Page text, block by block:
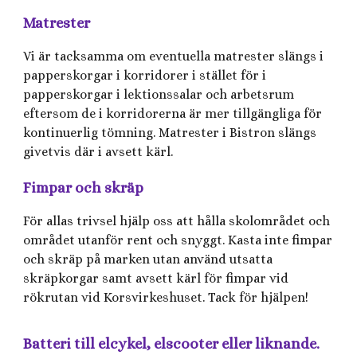
Matrester
Vi är tacksamma om eventuella matrester slängs i
papperskorgar i korridorer i stället för i
papperskorgar i lektionssalar och arbetsrum
eftersom de i korridorerna är mer tillgängliga för
kontinuerlig tömning. Matrester i Bistron slängs
givetvis där i avsett kärl.
Fimpar och skräp
För allas trivsel hjälp oss att hålla skolområdet och
området utanför rent och snyggt. Kasta inte fimpar
och skräp på marken utan använd utsatta
skräpkorgar samt avsett kärl för fimpar vid
rökrutan vid Korsvirkeshuset. Tack för hjälpen!
Batteri till elcykel, elscooter eller liknande.